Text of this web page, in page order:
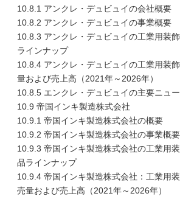
10.8.1 アンクレ・デュビュイの会社概要
10.8.2 アンクレ・デュビュイの事業概要
10.8.3 アンクレ・デュビュイの工業用装
ラインナップ
10.8.4 アンクレ・デュビュイの工業用装
量および売上高（2021年～2026年）
10.8.5 エンクレ・デュビュイの主要ニュ
10.9 帝国インキ製造株式会社
10.9.1 帝国インキ製造株式会社の概要
10.9.2 帝国インキ製造株式会社の事業概要
10.9.3 帝国インキ製造株式会社の工業用
品ラインナップ
10.9.4 帝国インキ製造株式会社：工業用
売量および売上高（2021年～2026年）